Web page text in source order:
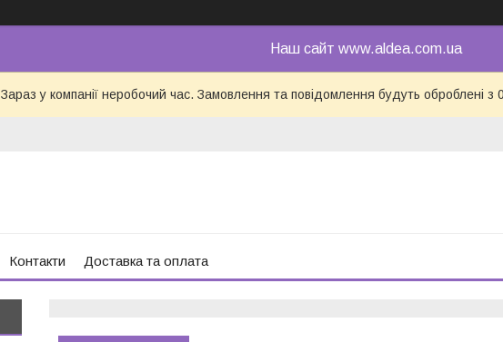
Наш сайт www.aldea.com.ua
Зараз у компанії неробочий час. Замовлення та повідомлення будуть оброблені
Контакти Доставка та оплата